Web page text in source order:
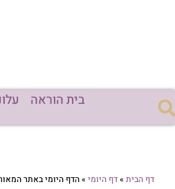
בית הוראה
דף הבית »דף היומי »הדף היומי באתר